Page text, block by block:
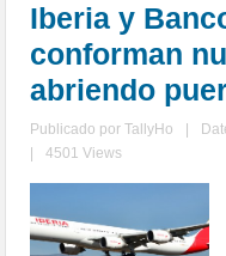
Iberia y
conforman
abriendo
Publicado porTallyHo
4501 Views